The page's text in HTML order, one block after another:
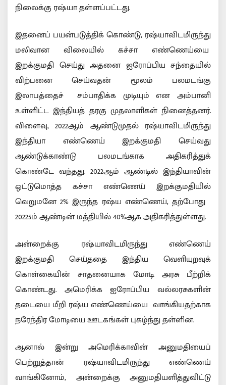
நிலைக்கு ரஷ்யா தள்ளப்பட்டது.
இதனைப் பயன்படுத்திக் கொண்டு, ரஷ்யாவிடமிருந்து
மலிவான விலையில் கச்சா எண்ணெய்யை
இறக்குமதி செய்து அதனை ஐரோப்பிய சந்தையில்
விற்பனை செய்வதன் மூலம் பலமடங்கு
இலாபத்தைச் சம்பாதிக்க முடியும் என அம்பானி
உள்ளிட்ட இந்தியத் தரகு முதலாளிகள் நினைத்தனர்.
விளைவு, 2022ஆம் ஆண்டுமுதல் ரஷ்யாவிடமிருந்து
இந்தியா எண்ணெய் இறக்குமதி செய்வது
ஆண்டுக்காண்டு பலமடங்காக அதிகரித்துக்
கொண்டே வந்தது. 2022ஆம் ஆண்டில் இந்தியாவின்
ஒட்டுமொத்த கச்சா எண்ணெய் இறக்குமதியில்
வெறுமனே 2% இருந்த ரஷ்ய எண்ணெய், தற்போது
20225ம் ஆண்டின் மத்தியில் 40%ஆக அதிகரித்துள்ளது.
அன்றைக்கு ரஷ்யாவிடமிருந்து எண்ணெய்
இறக்குமதி செய்ததை இந்திய வெளியுறவுக்
கொள்கையின் சாதனையாக மோடி அரசு பீற்றிக்
கொண்டது. அமெரிக்க ஐரோப்பிய வல்லரசுகளின்
தடையை மீறி ரஷ்ய எண்ணெய்யை வாங்கியதற்காக
நரேந்திர மோடியை ஊடகங்கள் புகழ்ந்து தள்ளின.
ஆனால் இன்று அமெரிக்காவின் அனுமதியைப்
பெற்றுத்தான் ரஷ்யாவிடமிருந்து எண்ணெய்
வாங்கினோம், அன்றைக்கு அனுமதியளித்துவிட்டு